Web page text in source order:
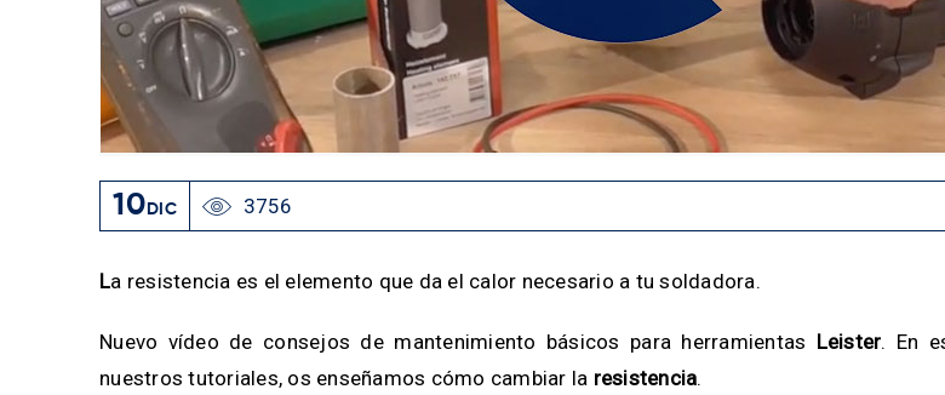
10 DIC 3756
La resistencia es el elemento que da el calor necesario a tu soldadora.
Nuevo vídeo de consejos de mantenimiento básicos para herramientas Leister. En
nuestros tutoriales, os enseñamos cómo cambiar la resistencia.